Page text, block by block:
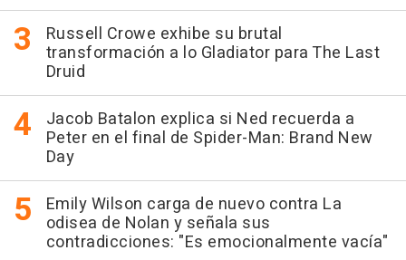
Russell Crowe exhibe su brutal
transformación a lo Gladiator para The Last
Druid
Jacob Batalon explica si Ned recuerda a
Peter en el final de Spider-Man: Brand New
Day
Emily Wilson carga de nuevo contra La
odisea de Nolan y señala sus
contradicciones: "Es emocionalmente vacía"